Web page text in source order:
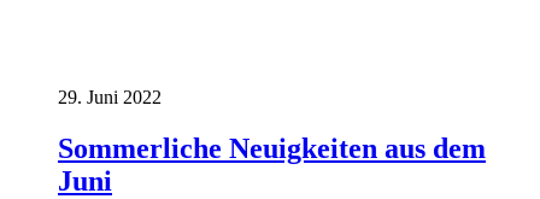
29. Juni 2022
Sommerliche Neuigkeiten aus dem
Juni